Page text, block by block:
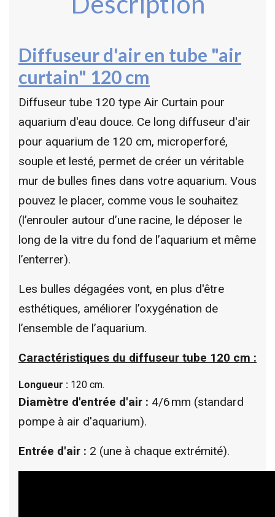
Diffuseur d'air en tube "air
curtain" 120 cm
Diffuseur tube 120 type Air Curtain pour
aquarium d'eau douce. Ce long diffuseur d'air
pour aquarium de 120 cm, microperforé,
souple et lesté, permet de créer un véritable
mur de bulles fines dans votre aquarium. Vous
pouvez le placer, comme vous le souhaitez
(l’enrouler autour d’une racine, le déposer le
long de la vitre du fond de l’aquarium et même
l’enterrer).
Les bulles dégagées vont, en plus d'être
esthétiques, améliorer l’oxygénation de
l’ensemble de l’aquarium.
Caractéristiques du diffuseur tube 120 cm :
Longueur : 120 cm.
Diamètre d'entrée d'air : 4/6 mm (standard
pompe à air d'aquarium).
Entrée d'air : 2 (une à chaque extrémité).